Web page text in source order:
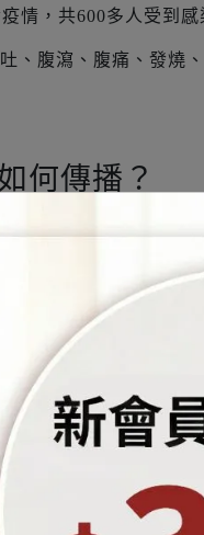
情，共600多人受到感
、腹瀉、腹痛、發燒
何傳播？
染力，甚至有患者感
毒後的飲食
應注意補充水分與營
糖分的食物刺激腸道
漁人生醫編輯部也要
染給家人或朋友哦！